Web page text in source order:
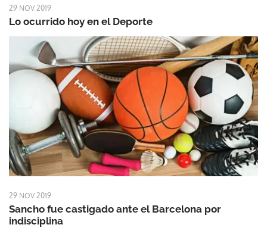
29 NOV 2019
Lo ocurrido hoy en el Deporte
29 NOV 2019
Sancho fue castigado ante el Barcelona por
indisciplina